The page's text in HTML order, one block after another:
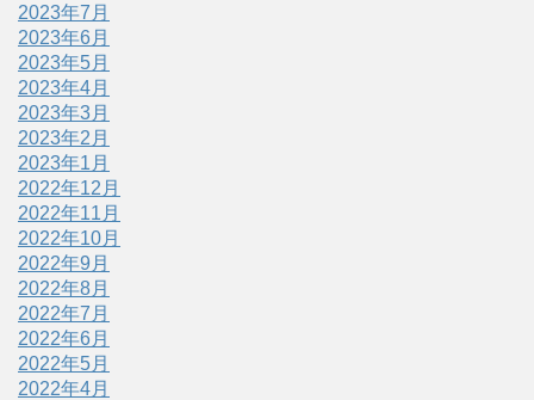
2023年7月
2023年6月
2023年5月
2023年4月
2023年3月
2023年2月
2023年1月
2022年12月
2022年11月
2022年10月
2022年9月
2022年8月
2022年7月
2022年6月
2022年5月
2022年4月